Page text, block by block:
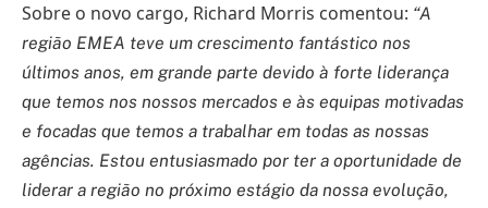
Sobre o novo cargo, Richard Morris comentou: “A
região EMEA teve um crescimento fantástico nos
últimos anos, em grande parte devido à forte liderança
que temos nos nossos mercados e às equipas motivadas
e focadas que temos a trabalhar em todas as nossas
agências. Estou entusiasmado por ter a oportunidade de
liderar a região no próximo estágio da nossa evolução,